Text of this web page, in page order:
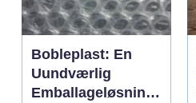
Bobleplast: En
Uundværlig
Emballageløsning